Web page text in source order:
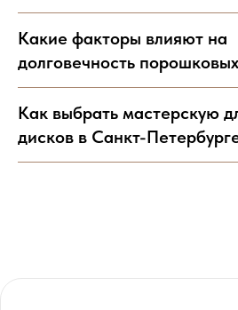
Какие факторы влияют на
долговечность
Как выбрать мастерскую
дисков в Санкт-